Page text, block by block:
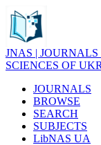
JNAS |
SCIENCES OF
JOURNALS
BROWSE
SEARCH
SUBJECTS
LibNAS UA